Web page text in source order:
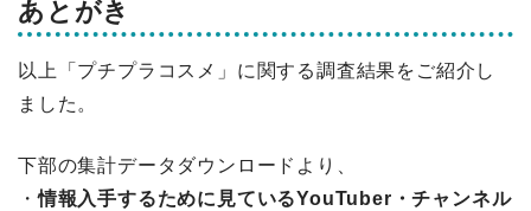
あとがき
以上「プチプラコスメ」に関する調査結果をご紹介し
ました。
下部の集計データダウンロードより、
・情報入手するために見ているYouTuber・チャンネル